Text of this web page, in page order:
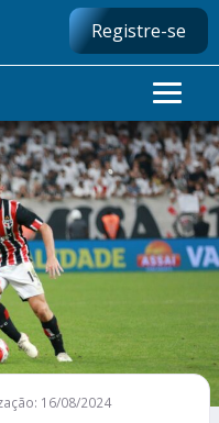
Registre-se
16/08/2024